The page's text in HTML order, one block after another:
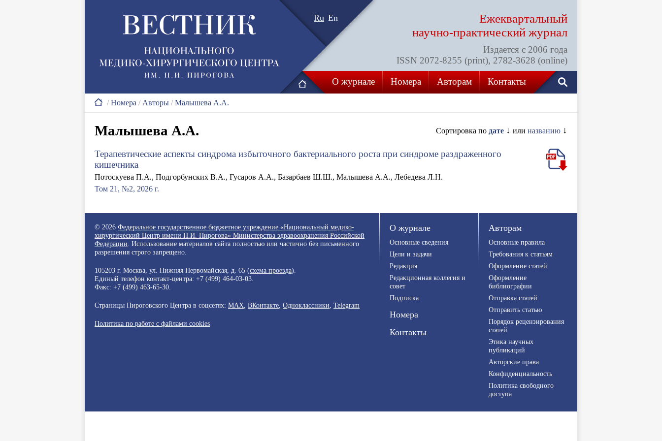
Ru En
Ежеквартальный
научно-практический журнал
Издается с 2006 года
ISSN 2072-8255 (print), 2782-3628 (online)
О журнале Номера Авторам Контакты
/Номера / Авторы /Малышева А.А.
Сортировка по дате ↓ или названию ↓
Малышева А.А.
Терапевтические аспекты синдрома избыточного бактериального роста при синдроме раздраженного
кишечника
Потоскуева П.А., Подгорбунских В.А., Гусаров А.А., Базарбаев Ш.Ш., Малышева А.А., Лебедева Л.Н.
Том 21, №2, 2026 г.
© 2026 Федеральное государственное бюджетное учреждение «Национальный медико-
хирургический Центр имени Н.И. Пирогова» Министерства здравоохранения Российской
Федерации . Использование материалов сайта полностью или частично без письменного
разрешения строго запрещено.
105203 г. Москва, ул. Нижняя Первомайская, д. 65 (схема проезда).
Единый телефон контакт-центра: +7 (499) 464-03-03
Факс: +7 (499) 463-65-30.
Страницы Пироговского Центра в соцсетях: MAX ВКонтакте Одноклассники Telegram
Политика по работе с файлами cookies
О журнале
Основные сведения
Цели и задачи
Редакция
Редакционная коллегия и
совет
Подписка
Номера
Контакты
Авторам
Основные правила
Требования к статьям
Оформление статей
Оформление
библиографии
Отправка статей
Отправить статью
Порядок рецензирования
статей
Этика научных
публикаций
Авторские права
Конфиденциальность
Политика свободного
доступа